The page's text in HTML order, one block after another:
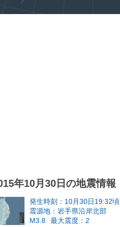
年10月30日の地震情報
発生時刻：10月30日19:32頃
震源地：岩手県沿岸北部
M3.8
最大震度：2